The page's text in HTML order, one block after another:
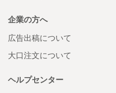
企業の方へ
広告出稿について
大口注文について
ヘルプセンター